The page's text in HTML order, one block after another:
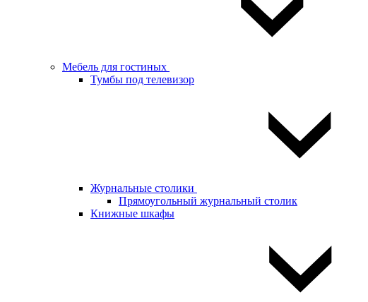
Мебель для гостиных
Тумбы под телевизор
Журнальные столики
Прямоугольный журнальный столик
Книжные шкафы